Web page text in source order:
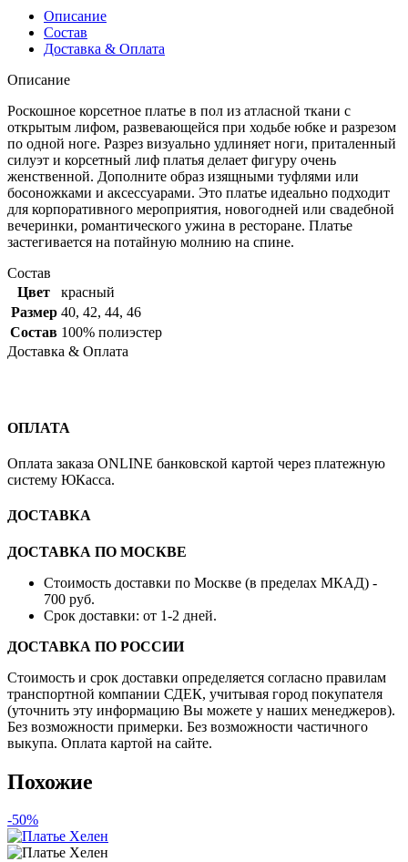
Описание
Состав
Доставка & Оплата
Описание
Роскошное корсетное платье в пол из атласной ткани с
открытым лифом, развевающейся при ходьбе юбке и разрезом
по одной ноге. Разрез визуально удлиняет ноги, приталенный
силуэт и корсетный лиф платья делает фигуру очень
женственной. Дополните образ изящными туфлями или
босоножками и аксессуарами. Это платье идеально подходит
для корпоративного мероприятия, новогодней или свадебной
вечеринки, романтического ужина в ресторане. Платье
застегивается на потайную молнию на спине.
Состав
Цвет
красный
Размер 40, 42, 44, 46
Состав 100% полиэстер
Доставка & Оплата
ОПЛАТА
Оплата заказа ONLINE банковской картой через платежную
систему ЮКасса.
ДОСТАВКА
ДОСТАВКА ПО МОСКВЕ
Стоимость доставки по Москве (в пределах МКАД) -
700 руб.
Срок доставки: от 1-2 дней.
ДОСТАВКА ПО РОССИИ
Стоимость и срок доставки определяется согласно правилам
транспортной компании СДЕК, учитывая город покупателя
(уточнить эту информацию Вы можете у наших менеджеров).
Без возможности примерки. Без возможности частичного
выкупа. Оплата картой на сайте.
Похожие
-50%